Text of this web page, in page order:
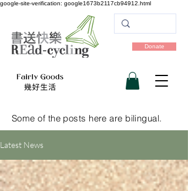
google-site-verification: google1673b2117cb94912.html
Donate
Some of the posts here are bilingual.
Latest News